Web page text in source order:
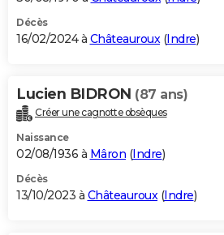
Décès
16/02/2024 à Châteauroux(Indre)
Lucien BIDRON (87 ans)
Créer une cagnotte obsèques
Naissance
02/08/1936 à Mâron (Indre)
Décès
13/10/2023 à Châteauroux(Indre)